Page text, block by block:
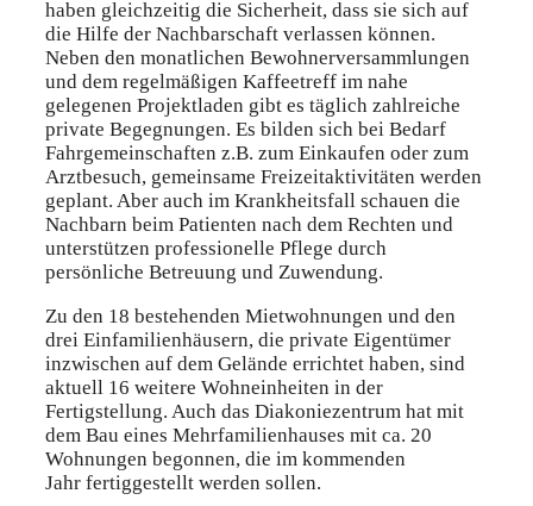
haben gleichzeitig die Sicherheit, dass sie sich auf
die Hilfe der Nachbarschaft verlassen können.
Neben den monatlichen Bewohnerversammlungen
und dem regelmäßigen Kaffeetreff im nahe
gelegenen Projektladen gibt es täglich zahlreiche
private Begegnungen. Es bilden sich bei Bedarf
Fahrgemeinschaften z.B. zum Einkaufen oder zum
Arztbesuch, gemeinsame Freizeitaktivitäten werden
geplant. Aber auch im Krankheitsfall schauen die
Nachbarn beim Patienten nach dem Rechten und
unterstützen professionelle Pflege durch
persönliche Betreuung und Zuwendung.
Zu den 18 bestehenden Mietwohnungen und den
drei Einfamilienhäusern, die private Eigentümer
inzwischen auf dem Gelände errichtet haben, sind
aktuell 16 weitere Wohneinheiten in der
Fertigstellung. Auch das Diakoniezentrum hat mit
dem Bau eines Mehrfamilienhauses mit ca. 20
Wohnungen begonnen, die im kommenden
Jahr fertiggestellt werden sollen.